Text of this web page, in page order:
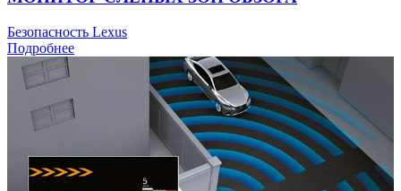
Безопасность Lexus
Подробнее